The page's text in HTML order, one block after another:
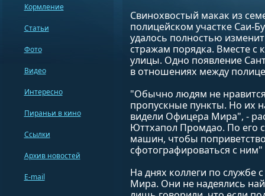
Свинохвостый макак из
полицейском участке Саи-
удалось полностью
стражам порядка. Вместе
улицы. Одно появление
в отношениях между
"Обычно людям не
пропускные пункты. Но их
видели Офицера Мира", -
Юттхапол Промдао. По его
машин, чтобы
сфотографироваться с ним"
На днях коллеги по службе
Мира. Они не надеялись
Кормление
Статьи
Фото
Видео
Интересно
Пираньи в кино
Ссылки
Архив новостей
E-mail